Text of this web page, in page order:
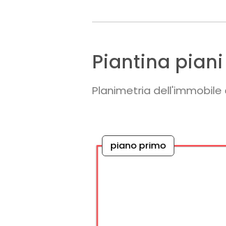
Piantina piani
Planimetria
piano primo